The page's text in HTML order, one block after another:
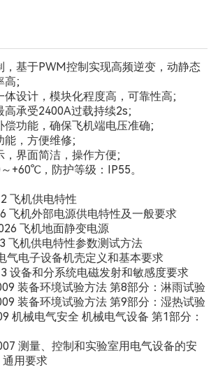
，基于PWM控制实现高频逆变，动静态
高;
体设计，模块化程度高，可靠性高;
高承受2400A过载持续2s;
偿功能，确保飞机端电压准确;
能，方便维修;
，界面简洁，操作方便;
+60℃，防护等级：IP55。
飞机供电特性
飞机外部电源供电特性及一般要求
飞机地面静变电源
飞机供电特性参数测试方法
气电子设备机壳定义和基本要求
设备和分系统电磁发射和敏感度要求
装备环境试验方法 第8部分：淋雨试验
装备环境试验方法 第9部分：湿热试验
机械电气安全 机械电气设备 第1部分：
测量、控制和实验室用电气设备的安
用要求